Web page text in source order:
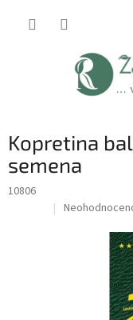
Kopretina
semena
10806
Průměrné
hvězdiček.